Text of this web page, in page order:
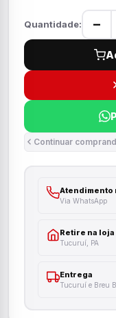
Quantidade: −
Continuar
Atendimento
Via WhatsApp
Retire na loja
Tucuruí, PA
Entrega
Tucuruí e Breu